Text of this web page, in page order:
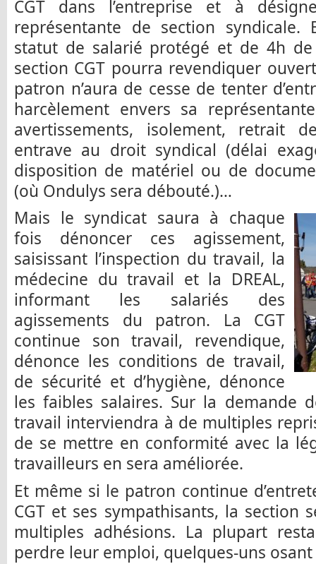
CGT dans l’entreprise et à
représentante de section syndicale.
statut de salarié protégé et de 4h
section CGT pourra revendiquer
patron n’aura de cesse de tenter
harcèlement envers sa
avertissements, isolement, retrait
entrave au droit syndical (délai
disposition de matériel ou de
(où Ondulys sera débouté.)…
Mais le syndicat saura à chaque
fois dénoncer ces agissement,
saisissant l’inspection du travail, la
médecine du travail et la DREAL,
informant les salariés des
agissements du patron. La CGT
continue son travail, revendique,
dénonce les conditions de travail,
de sécurité et d’hygiène, dénonce
les faibles salaires. Sur la demande
travail interviendra à de multiples
de se mettre en conformité avec la
travailleurs en sera améliorée.
Et même si le patron continue
CGT et ses sympathisants, la section
multiples adhésions. La plupart
perdre leur emploi, quelques-uns osant